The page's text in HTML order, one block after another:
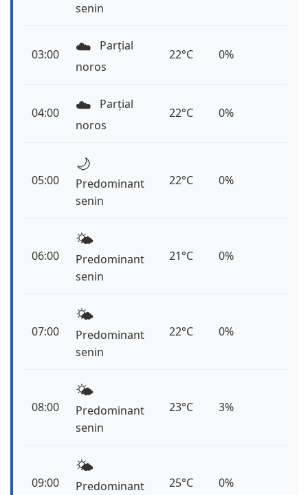
senin
03:00 ☁️
Parțial
noros
22°C 0%
04:00 ☁️
Parțial
noros
22°C 0%
05:00
🌙
Predominant
senin
22°C 0%
06:00
🌤️
Predominant
senin
21°C 0%
07:00
🌤️
Predominant
senin
22°C 0%
08:00
🌤️
Predominant
senin
23°C 3%
09:00
🌤️
Predominant
25°C 0%